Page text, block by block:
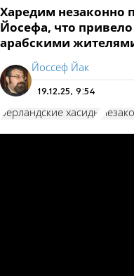
Харедим незаконно
Йосефа, что
арабскими
Йоссеф Йак
19.12.25, 9:54
берландские хасиды